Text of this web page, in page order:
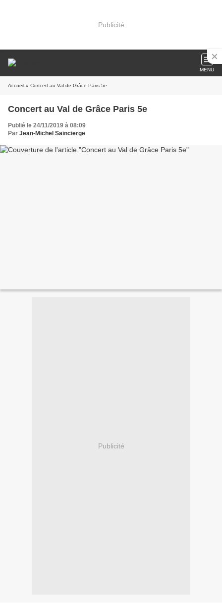
Publicité
MENU
Accueil » Concert au Val de Grâce Paris 5e
Concert au Val de Grâce Paris 5e
Publié le 24/11/2019 à 08:09
Par Jean-Michel Saincierge
Publicité